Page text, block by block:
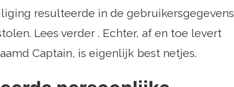
resulteerde in de gebruikersgegevens
Lees verder . Echter, af en toe levert
Captain, is eigenlijk best netjes.